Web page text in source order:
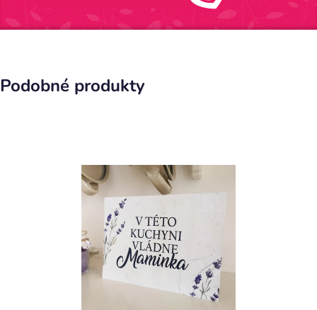
Podobné produkty